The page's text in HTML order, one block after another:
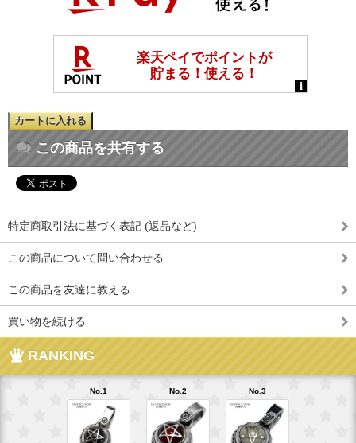
この商品を共有する
特定商取引法に基づく表記 (返品など)
この商品について問い合わせる
この商品を友達に教える
買い物を続ける
RANKING
No.1 No.2 No.3